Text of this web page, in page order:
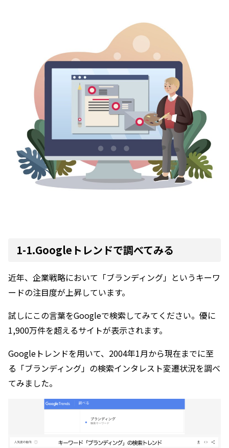
1-1.Googleトレンドで調べてみる
近年、企業戦略において「ブランディング」というキーワ
ードの注目度が上昇しています。
試しにこの言葉をGoogleで検索してみてください。優に
1,900万件を超えるサイトが表示されます。
Googleトレンドを用いて、2004年1月から現在までに至
る「ブランディング」の検索インタレスト変遷状況を調べ
てみました。